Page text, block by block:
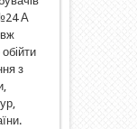
А
з